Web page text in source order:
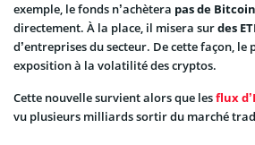
exemple, le fonds n’achètera pas de
directement. À la place, il misera surdes
d’entreprises du secteur. De cette façon, le
exposition à la volatilité des cryptos.
Cette nouvelle survient alors que lesflux
vu plusieurs milliards sortir du marché